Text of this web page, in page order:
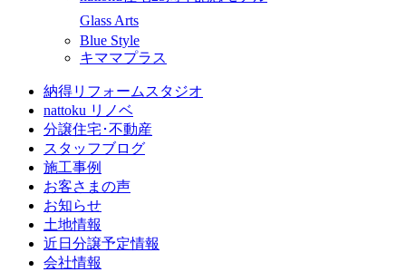
Glass Arts
Blue Style
キママプラス
納得リフォームスタジオ
nattoku リノベ
分譲住宅･不動産
スタッフブログ
施工事例
お客さまの声
お知らせ
土地情報
近日分譲予定情報
会社情報